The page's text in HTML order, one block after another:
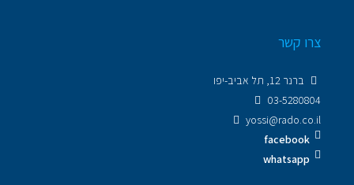
צרו קשר
ברנר 12, תל אביב-יפו
03-5280804
yossi@rado.co.il
facebook
whatsapp